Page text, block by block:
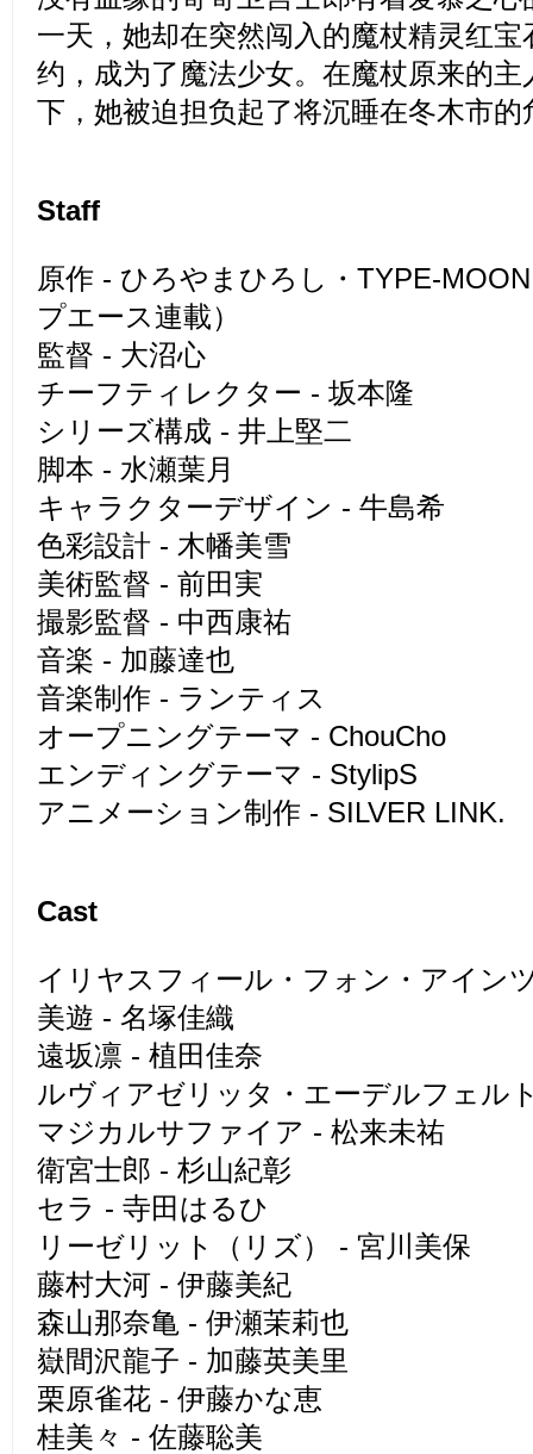
一天，她却在突然闯入的魔杖精灵红
约，成为了魔法少女。在魔杖原来的
下，她被迫担负起了将沉睡在冬木市
Staff
原作 - ひろやまひろし・TYPE-
プエース連載）
監督 - 大沼心
チーフティレクター - 坂本隆
シリーズ構成 - 井上堅二
脚本 - 水瀬葉月
キャラクターデザイン - 牛島希
色彩設計 - 木幡美雪
美術監督 - 前田実
撮影監督 - 中西康祐
音楽 - 加藤達也
音楽制作 - ランティス
オープニングテーマ - ChouCho
エンディングテーマ - StylipS
アニメーション制作 - SILVER LINK.
Cast
イリヤスフィール・フォン・アイン
美遊 - 名塚佳織
遠坂凛 - 植田佳奈
ルヴィアゼリッタ・エーデルフェル
マジカルサファイア - 松来未祐
衛宮士郎 - 杉山紀彰
セラ - 寺田はるひ
リーゼリット（リズ） - 宮川美保
藤村大河 - 伊藤美紀
森山那奈亀 - 伊瀬茉莉也
嶽間沢龍子 - 加藤英美里
栗原雀花 - 伊藤かな恵
桂美々 - 佐藤聡美